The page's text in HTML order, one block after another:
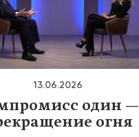
13.06.2026
один —
огня